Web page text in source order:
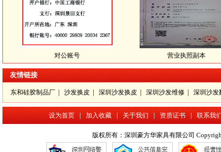
对公账号 营业执照副本
友情链接
东和硅胶制品厂 沙发换皮 深圳沙发换皮 深圳沙发维修 深圳沙发
设为首页 | 加入收藏 | 关于我们 | 资质证书 | 联系我
版权所有：深圳豪方华家具有限公司